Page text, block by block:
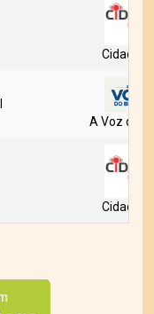
Cidade
A Voz do
Cidade